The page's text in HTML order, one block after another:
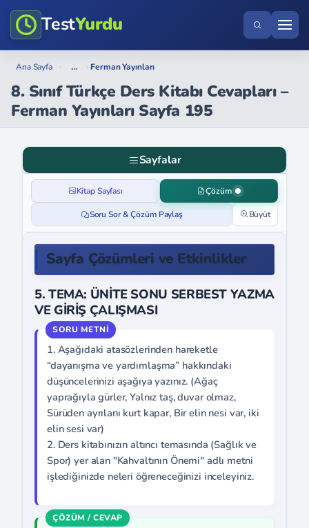
TestYurdu
Ana Sayfa › ... › Ferman Yayınları
8. Sınıf Türkçe Ders Kitabı Cevapları –
Ferman Yayınları Sayfa 195
Sayfalar
Kitap Sayfası Çözüm
Soru Sor & Çözüm Paylaş Büyüt
Sayfa Çözümleri ve Etkinlikler
5. TEMA: ÜNİTE SONU SERBEST YAZMA
VE GİRİŞ ÇALIŞMASI
1. Aşağıdaki atasözlerinden hareketle
“dayanışma ve yardımlaşma” hakkındaki
düşüncelerinizi aşağıya yazınız. (Ağaç
yaprağıyla gürler, Yalnız taş, duvar olmaz,
Sürüden ayrılanı kurt kapar, Bir elin nesi var, iki
elin sesi var)
2. Ders kitabınızın altıncı temasında (Sağlık ve
Spor) yer alan "Kahvaltının Önemi" adlı metni
işlediğinizde neleri öğreneceğinizi inceleyiniz.